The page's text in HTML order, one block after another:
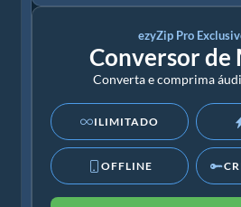
ezyZip Pro
Conversor de
Converta e comprima
ILIMITADO
OFFLINE